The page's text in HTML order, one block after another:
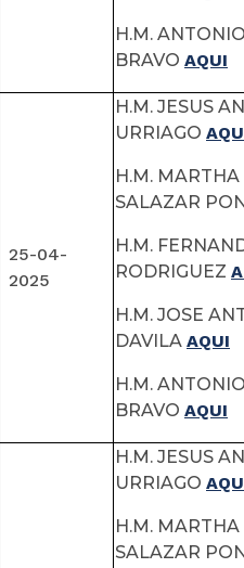
H.M.
BRAVO AQUI
25-04-
2025
H.M. JESUS
URRIAGO
H.M.
SALAZAR
H.M.
RODRIGUEZ
H.M. JOSE
DAVILA AQUI
H.M.
BRAVO AQUI
H.M. JESUS
URRIAGO
H.M.
SALAZAR